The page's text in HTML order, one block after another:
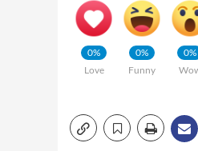
0%
Love
0%
Funny
0%